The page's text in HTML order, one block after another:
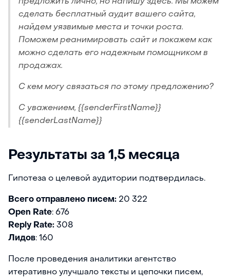
сделать бесплатный аудит вашего сайта,
найдем уязвимые места и точки роста.
Поможем реанимировать сайт и покажем как
можно сделать его надежным помощником в
продажах.
С кем могу связаться по этому предложению?
С уважением, {{senderFirstName}}
{{senderLastName}}
Результаты за 1,5 месяца
Гипотеза о целевой аудитории подтвердилась.
Всего отправлено писем: 20 322
Open Rate: 676
Reply Rate: 308
Лидов: 160
После проведения аналитики агентство
итеративно улучшало тексты и цепочки писем,